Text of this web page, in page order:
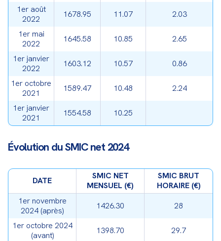
1er août
2022
1678.95 11.07
2.03
1er mai
2022
1645.58 10.85
2.65
1er janvier
2022
1603.12 10.57
0.86
1er octobre
2021
1589.47 10.48
2.24
1er janvier
2021
1554.58 10.25
Évolution du SMIC net 2024
DATE
SMIC NET
MENSUEL (€)
SMIC BRUT
HORAIRE (€)
1er novembre
2024 (après)
1426.30
28
1er octobre 2024
(avant)
1398.70 29.7